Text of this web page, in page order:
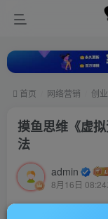
首页 网络营销 创
摸鱼思维《虚
法
admin
8月16日 08:24